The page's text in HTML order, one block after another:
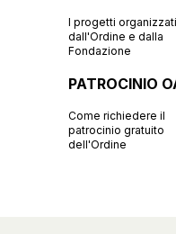
I progetti organizzati
dall'Ordine e dalla
Fondazione
PATROCINIO
Come richiedere il
patrocinio gratuito
dell'Ordine